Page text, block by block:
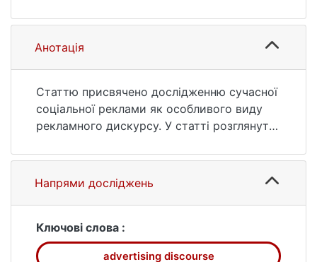
DOI: 10.17721/StudLing2020.17.37-49 (дата
звернення: 25.07.2026).
Анотація
Статтю присвячено дослідженню сучасної
соціальної реклами як особливого виду
рекламного дискурсу. У статті розглянуто
побудови рекламних слоганів та
проаналізовано функції рекламного
слогана у контексті його позитивного
соціальної реклами було розподілено на
шість підвидів і проаналізовано
Напрями досліджень
Ключові слова :
advertising discourse